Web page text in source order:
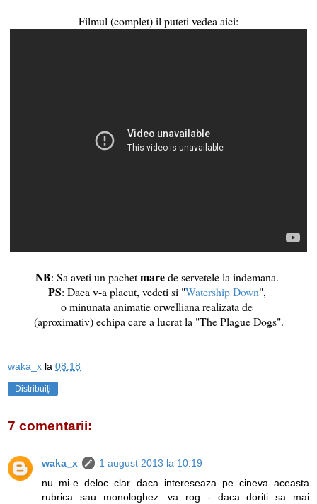
Filmul (complet) il puteti vedea aici:
NB: Sa aveti un pachetmarede servetele la indemana.
PS: Daca v-a placut, vedeti si "Watership Down",
o minunata animatie orwelliana realizata de
(aproximativ) echipa care a lucrat la "The Plague Dogs".
waka_x la 08:18
Distribuiți
7 comentarii:
waka_x
1 august 2013 la 10:19
nu mi-e deloc clar daca intereseaza pe cineva aceasta
rubrica sau monologhez. va rog - daca doriti sa mai